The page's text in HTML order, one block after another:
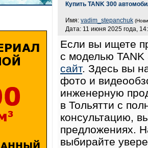
Купить TANK 300
Имя: vadim_stepanchuk
Дата: 11 июня 2025 года,
Если вы ищете
с моделью TANK
сайт. Здесь вы
фото и
инженерную
в Тольятти с
консультацию,
предложениях.
выбирайте